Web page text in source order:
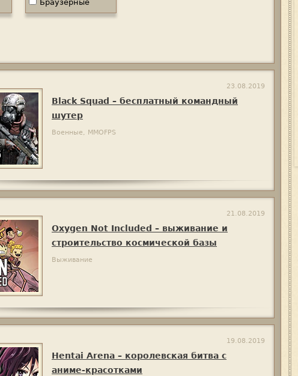
Браузерные
23.08.2019
Black Squad – бесплатный командный
шутер
Военные, MMOFPS
21.08.2019
Oxygen Not Included – выживание и
строительство космической базы
Выживание
19.08.2019
Hentai Arena – королевская битва с
аниме-красотками